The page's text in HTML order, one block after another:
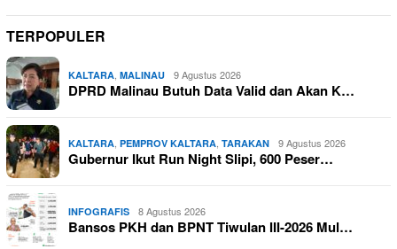
TERPOPULER
KALTARA, MALINAU 9 Agustus 2026
DPRD Malinau Butuh Data Valid dan Akan K…
KALTARA, PEMPROV KALTARA, TARAKAN 9 Agustus 2026
Gubernur Ikut Run Night Slipi, 600 Peser…
INFOGRAFIS 8 Agustus 2026
Bansos PKH dan BPNT Tiwulan III-2026 Mul…